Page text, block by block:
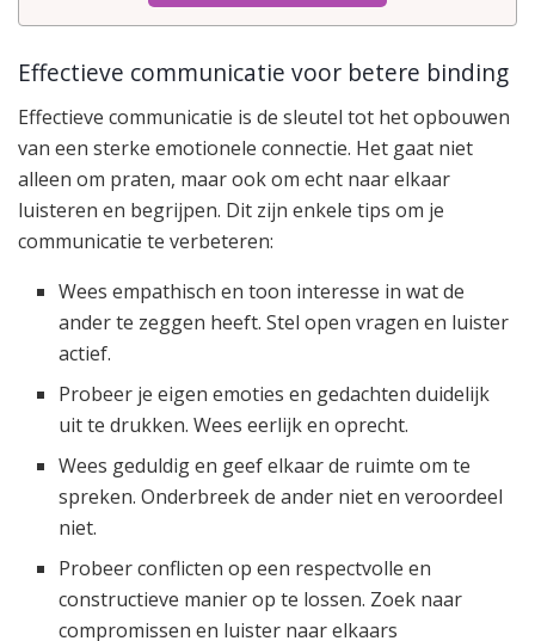
Effectieve communicatie voor betere binding
Effectieve communicatie is de sleutel tot het opbouwen
van een sterke emotionele connectie. Het gaat niet
alleen om praten, maar ook om echt naar elkaar
luisteren en begrijpen. Dit zijn enkele tips om je
communicatie te verbeteren:
Wees empathisch en toon interesse in wat de
ander te zeggen heeft. Stel open vragen en luister
actief.
Probeer je eigen emoties en gedachten duidelijk
uit te drukken. Wees eerlijk en oprecht.
Wees geduldig en geef elkaar de ruimte om te
spreken. Onderbreek de ander niet en veroordeel
niet.
Probeer conflicten op een respectvolle en
constructieve manier op te lossen. Zoek naar
compromissen en luister naar elkaars